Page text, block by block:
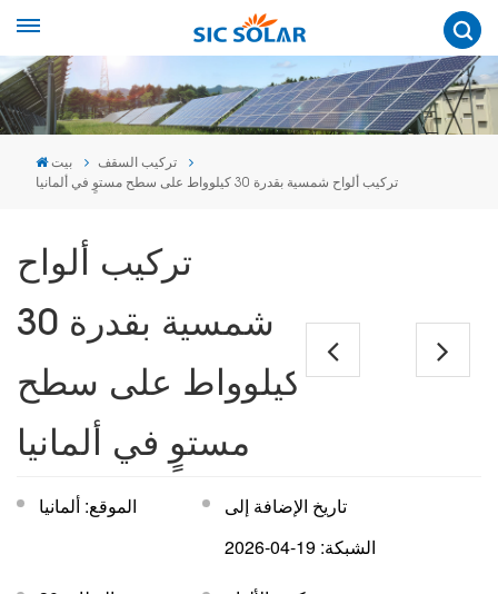
بيت
تركيب السقف
تركيب ألواح شمسية بقدرة 30 كيلوواط على سطح مستوٍ في ألمانيا
تركيب ألواح
شمسية بقدرة 30
كيلوواط على سطح
مستوٍ في ألمانيا
الموقع: ألمانيا تاريخ الإضافة إلى
الشبكة: 19-04-2026